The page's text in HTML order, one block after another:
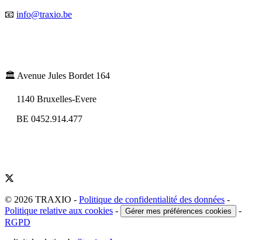
📧 info@traxio.be
🏛️ Avenue Jules Bordet 164
1140 Bruxelles-Evere
BE 0452.914.477
© 2026 TRAXIO - Politique de confidentialité des données -
Politique relative aux cookies - Gérer mes préférences cookies
-
RGPD